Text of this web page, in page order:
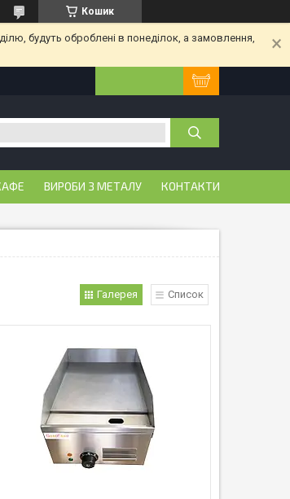
Кошик
будуть оброблені в понеділок, а замовлення,
ВИРОБИ З МЕТАЛУ КОНТАКТИ
Галерея Список